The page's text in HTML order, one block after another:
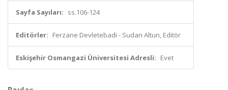
Sayfa Sayıları: ss.106-124
Editörler: Ferzane Devletebadi - Sudan Altun, Editör
Eskişehir Osmangazi Üniversitesi Adresli: Evet